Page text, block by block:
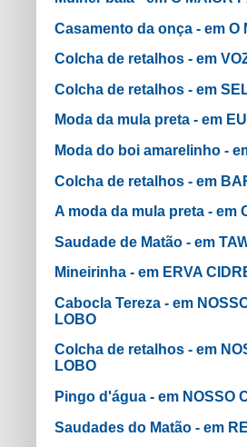
Casamento da onça - em O
Colcha de retalhos - em
Colcha de retalhos - em
Moda da mula preta - em
Moda do boi amarelinho -
Colcha de retalhos - em
A moda da mula preta - em
Saudade de Matão - em
Mineirinha - em ERVA
Cabocla Tereza - em
LOBO
Colcha de retalhos - em
LOBO
Pingo d'água - em NOSSO
Saudades do Matão - em